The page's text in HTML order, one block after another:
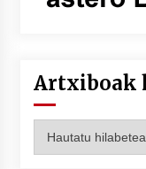
Artxiboak
hilez